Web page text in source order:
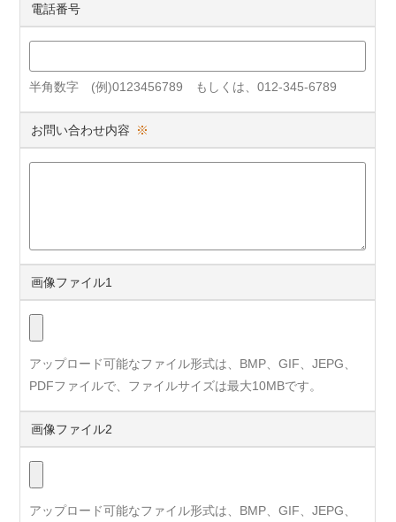
電話番号
半角数字 (例)0123456789 もしくは、012-345-6789
お問い合わせ内容 ※
画像ファイル1
アップロード可能なファイル形式は、BMP、GIF、JEPG、
PDFファイルで、ファイルサイズは最大10MBです。
画像ファイル2
アップロード可能なファイル形式は、BMP、GIF、JEPG、